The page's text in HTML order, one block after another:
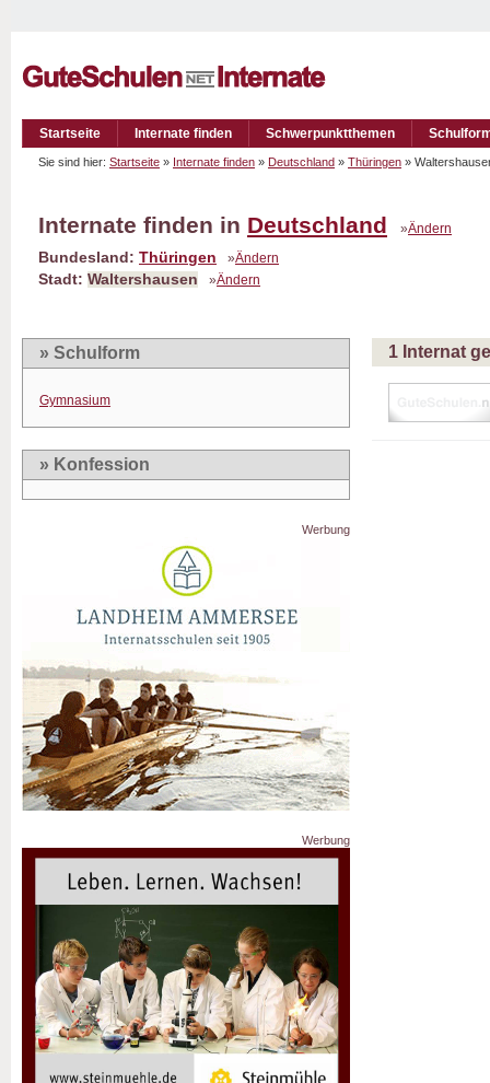
Startseite Internate finden Schwerpunktthemen
Sie sind hier: Startseite » Internate finden » Deutschland » Thüringen »
Internate finden in Deutschland »Ändern
Bundesland: Thüringen »Ändern
Stadt: Waltershausen »Ändern
» Schulform
Gymnasium
» Konfession
Werbung
Werbung
1 Internat